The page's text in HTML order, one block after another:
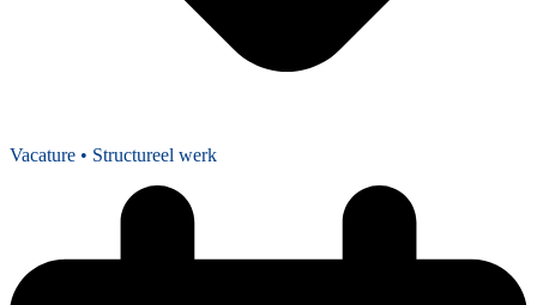
Vacature • Structureel werk